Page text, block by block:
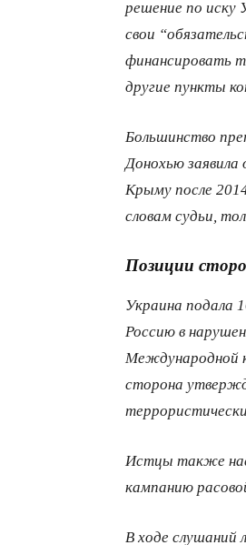
решение по иску
свои
финансировать
другие пункты
Большинство
Донохью заявила
Крыму после
словам судьи,
Позиции
Украина подала
Россию в
Международной
сторона
Истцы также
кампанию
В ходе слушаний